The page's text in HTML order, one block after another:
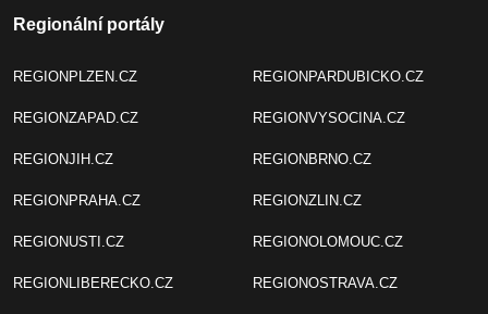
Regionální portály
REGIONPLZEN.CZ
REGIONZAPAD.CZ
REGIONJIH.CZ
REGIONPRAHA.CZ
REGIONUSTI.CZ
REGIONLIBERECKO.CZ
REGIONPARDUBICKO.CZ
REGIONVYSOCINA.CZ
REGIONBRNO.CZ
REGIONZLIN.CZ
REGIONOLOMOUC.CZ
REGIONOSTRAVA.CZ